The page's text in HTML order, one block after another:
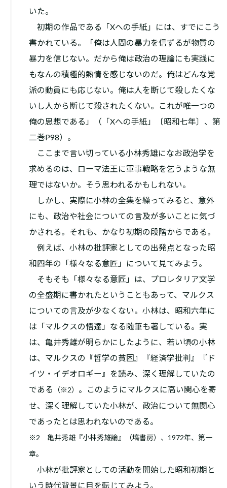
いた。
初期の作品である「Xへの手紙」には、すでにこう
書かれている。「俺は人間の暴力を信ずるが物質の
暴力を信じない。だから俺は政治の理論にも実践に
もなんの積極的熱情を感じないのだ。俺はどんな党
派の動員にも応じない。俺は人を断じて殺したくな
いし人から断じて殺されたくない。これが唯一つの
俺の思想である」（「Xへの手紙」〔昭和七年〕、第
二巻P98）。
ここまで言い切っている小林秀雄になお政治学を
求めるのは、ローマ法王に軍事戦略を乞うような無
理ではないか。そう思われるかもしれない。
しかし、実際に小林の全集を繰ってみると、意外
にも、政治や社会についての言及が多いことに気づ
かされる。それも、かなり初期の段階からである。
例えば、小林の批評家としての出発点となった昭
和四年の「様々なる意匠」について見てみよう。
そもそも「様々なる意匠」は、プロレタリア文学
の全盛期に書かれたということもあって、マルクス
についての言及が少なくない。小林は、昭和六年に
は「マルクスの悟達」なる随筆も著している。実
は、亀井秀雄が明らかにしたように、若い頃の小林
は、マルクスの『哲学の貧困』『経済学批判』『ド
イツ・イデオロギー』を読み、深く理解していたの
である （※2） 。このようにマルクスに高い関心を寄
せ、深く理解していた小林が、政治について無関心
であったとは思われないのである。
※2 亀井秀雄『小林秀雄論』（塙書房）、1972年、第一
章。
小林が批評家としての活動を開始した昭和初期と
いう時代背景に目を転じてみよう。